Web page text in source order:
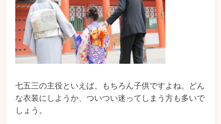
七五三の主役といえば、もちろん子供ですよね。どん
な衣装にしようか、ついつい迷ってしまう方も多いで
しょう。